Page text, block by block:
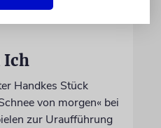
Ich
Handkes Stück
von morgen« bei
zur Uraufführung